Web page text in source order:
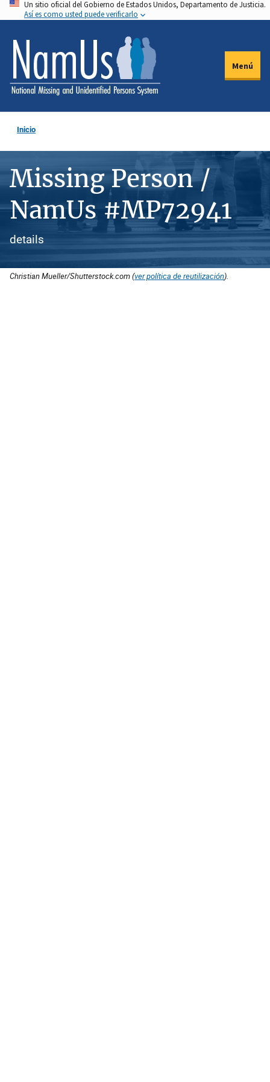
Pasar
al
contenido
principal
Un sitio oficial del Gobierno de Estados Unidos, Departamento de Justicia.
Así es como usted puede verificarlo
Menú
Inicio
Missing Person /
NamUs #MP72941
details
Christian Mueller/Shutterstock.com (ver política de reutilización).